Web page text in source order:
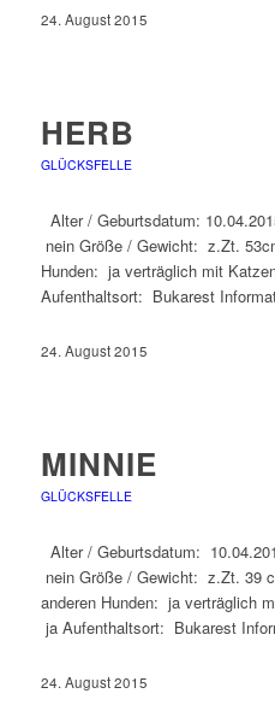
24. August 2015
HERB
GLÜCKSFELLE
Alter / Geburtsdatum:
nein Größe / Gewicht: z.Zt.
Hunden: ja verträglich mit
Aufenthaltsort: Bukarest
24. August 2015
MINNIE
GLÜCKSFELLE
Alter / Geburtsdatum:
nein Größe / Gewicht: z.Zt. 39
anderen Hunden: ja verträglich
ja Aufenthaltsort: Bukarest
24. August 2015